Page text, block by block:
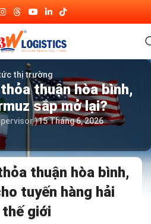
thị trường
thuận hòa bình,
sắp mở lại?
)15 Tháng 6, 2026
thuận hòa bình,
tuyến hàng hải
giới